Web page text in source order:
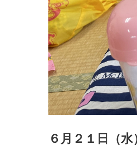
６月２１日（水